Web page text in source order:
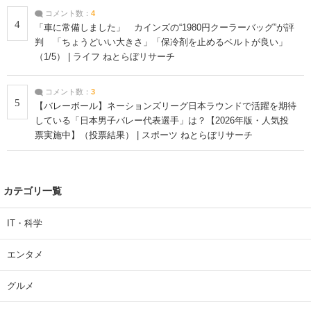
4
コメント数： 4
「車に常備しました」 カインズの“1980円クーラーバッグ”が評
判 「ちょうどいい大きさ」「保冷剤を止めるベルトが良い」
（1/5） | ライフ ねとらぼリサーチ
5
コメント数： 3
【バレーボール】ネーションズリーグ日本ラウンドで活躍を期待
している「日本男子バレー代表選手」は？【2026年版・人気投
票実施中】（投票結果） | スポーツ ねとらぼリサーチ
カテゴリ一覧
IT・科学
エンタメ
グルメ